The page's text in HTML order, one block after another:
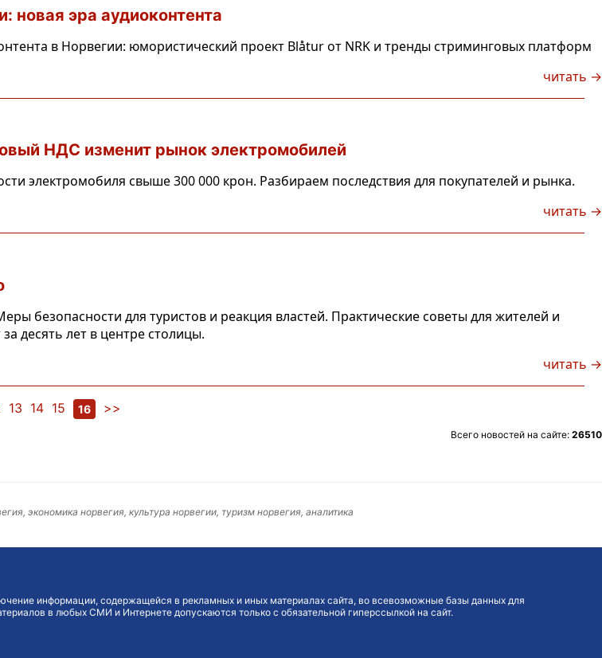
новая эра аудиоконтента
в Норвегии: юмористический проект Blåtur от NRK и тренды стриминговых платформ
читать →
НДС изменит рынок электромобилей
электромобиля свыше 300 000 крон. Разбираем последствия для покупателей и рынка.
читать →
безопасности для туристов и реакция властей. Практические советы для жителей и
десять лет в центре столицы.
читать →
13 14 15 16 >>
Всего новостей на сайте: 26510
экономика норвегия, культура норвегии, туризм норвегия, аналитика
информации, содержащейся в рекламных и иных материалах сайта, во всевозможные базы данных для
в любых СМИ и Интернете допускаются только с обязательной гиперссылкой на сайт.